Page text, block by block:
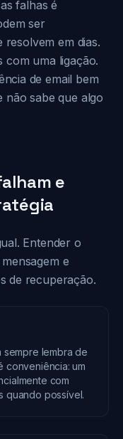
falhas é
ser
resolvem em dias.
com uma ligação.
de email bem
não sabe que algo
e
Entender o
e
de recuperação.
sempre lembra de
conveniência: um
com
quando possível.